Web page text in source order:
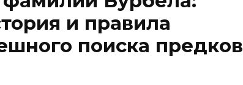
и правила
поиска предков